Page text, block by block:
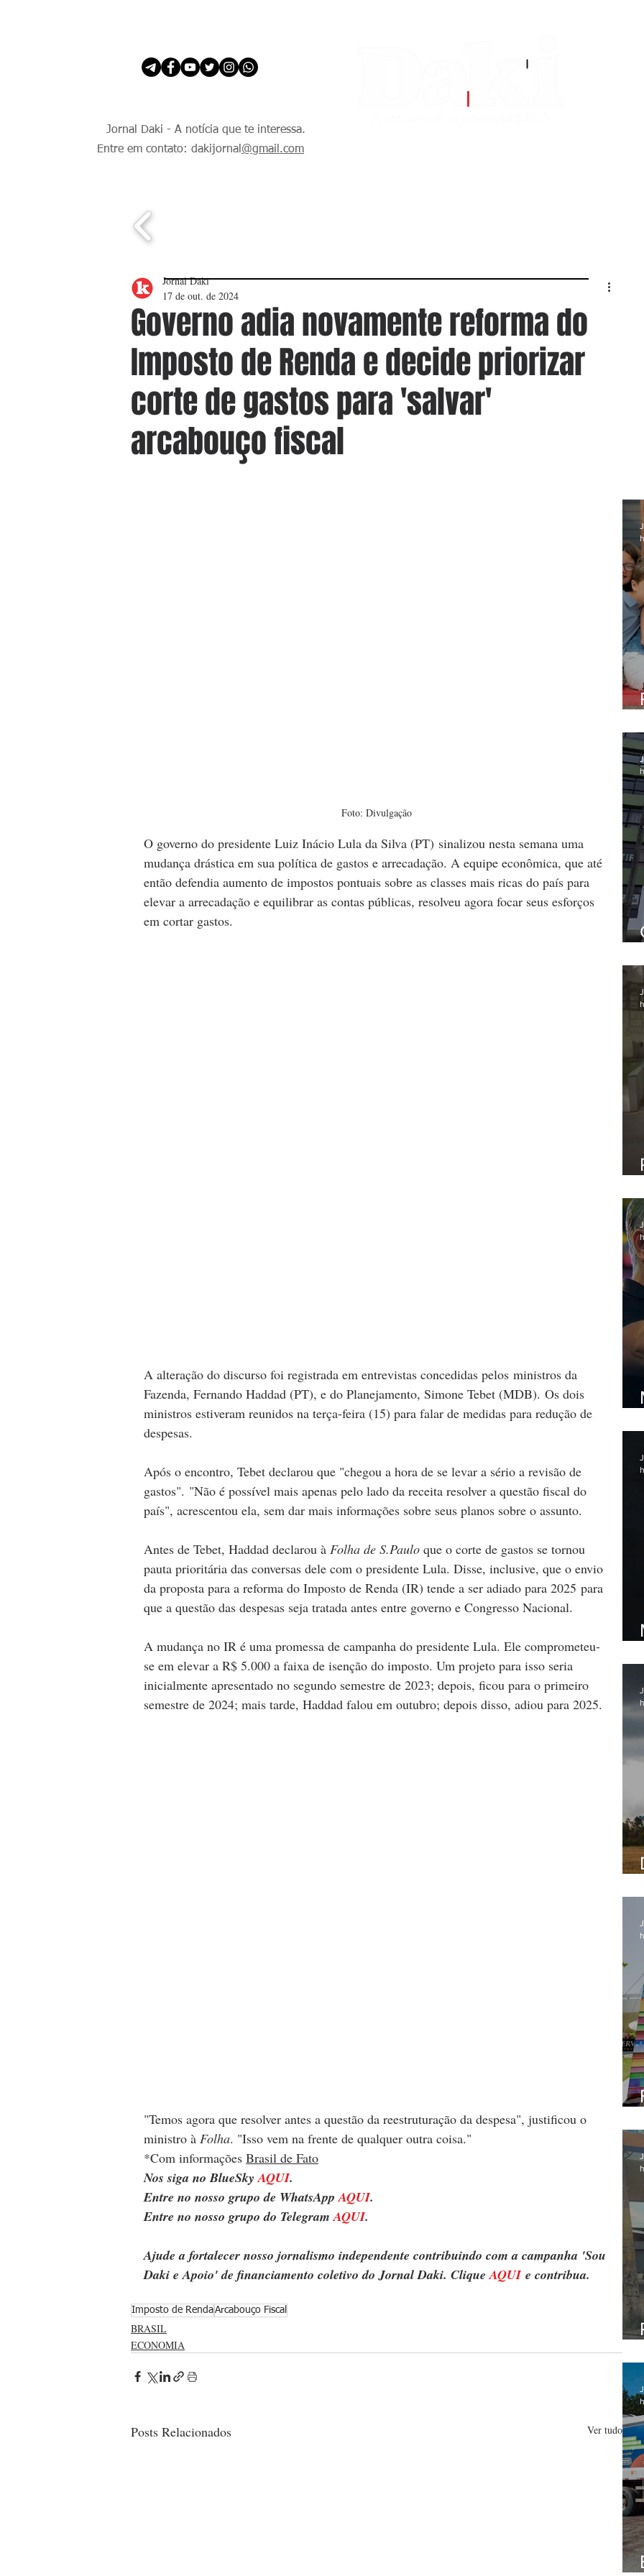
Jornal Daki - A notícia que te interessa.
Entre em contato: dakijornal @gmail.com
Governo adia novamente reforma do
Imposto de Renda e decide priorizar
corte de gastos para 'salvar'
arcabouço fiscal
Jornal Daki
17 de out. de 2024
Foto: Divulgação
O governo do presidente Luiz Inácio Lula da Silva (PT) sinalizou nesta semana uma
mudança drástica em sua política de gastos e arrecadação. A equipe econômica, que até
então defendia aumento de impostos pontuais sobre as classes mais ricas do país para
elevar a arrecadação e equilibrar as contas públicas, resolveu agora focar seus esforços
em cortar gastos.
A alteração do discurso foi registrada em entrevistas concedidas pelos ministros da
Fazenda, Fernando Haddad (PT), e do Planejamento, Simone Tebet (MDB). Os dois
ministros estiveram reunidos na terça-feira (15) para falar de medidas para redução de
despesas.
Após o encontro, Tebet declarou que "chegou a hora de se levar a sério a revisão de
gastos". "Não é possível mais apenas pelo lado da receita resolver a questão fiscal do
país", acrescentou ela, sem dar mais informações sobre seus planos sobre o assunto.
Antes de Tebet, Haddad declarou à Folha de S.Paulo que o corte de gastos se tornou
pauta prioritária das conversas dele com o presidente Lula. Disse, inclusive, que o envio
da proposta para a reforma do Imposto de Renda (IR) tende a ser adiado para 2025 para
que a questão das despesas seja tratada antes entre governo e Congresso Nacional.
A mudança no IR é uma promessa de campanha do presidente Lula. Ele comprometeu-
se em elevar a R$ 5.000 a faixa de isenção do imposto. Um projeto para isso seria
inicialmente apresentado no segundo semestre de 2023; depois, ficou para o primeiro
semestre de 2024; mais tarde, Haddad falou em outubro; depois disso, adiou para 2025.
"Temos agora que resolver antes a questão da reestruturação da despesa", justificou o
ministro à Folha. "Isso vem na frente de qualquer outra coisa."
*Com informações Brasil de Fato
Nos siga no BlueSky AQUI.
Entre no nosso grupo de WhatsApp AQUI.
Entre no nosso grupo do Telegram AQUI.
Ajude a fortalecer nosso jornalismo independente contribuindo com a campanha 'Sou
Daki e Apoio' de financiamento coletivo do Jornal Daki. Clique AQUI e contribua.
Imposto de RendaArcabouço Fiscal
BRASIL
ECONOMIA
Posts Relacionados Ver tudo